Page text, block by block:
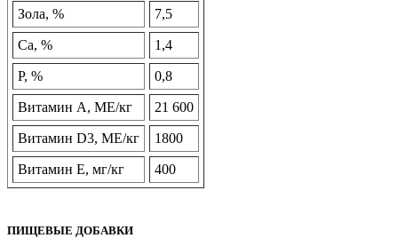
Зола, % 7,5
Ca, % 1,4
P, % 0,8
Витамин А, МЕ/кг 21 600
Витамин D3, МЕ/кг 1800
Витамин E, мг/кг 400
ПИЩЕВЫЕ ДОБАВКИ